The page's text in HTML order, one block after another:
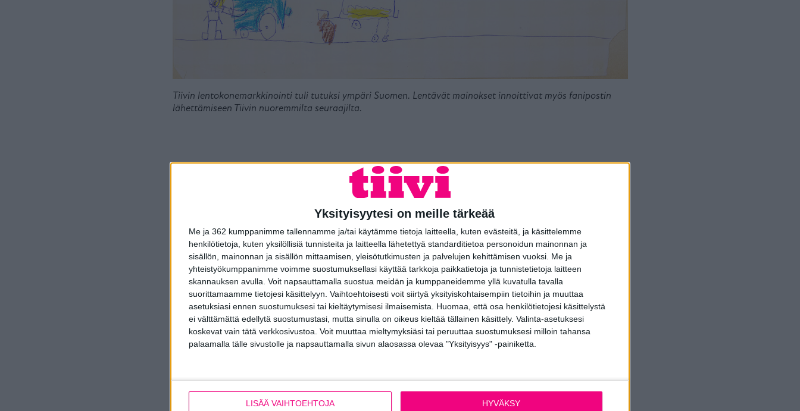
Yksityisyytesi on meille tärkeää
Me ja 362 kumppanimme tallennamme ja/tai käytämme tietoja laitteella, kuten evästeitä, ja käsittelemme
henkilötietoja, kuten yksilöllisiä tunnisteita ja laitteella lähetettyä standarditietoa personoidun mainonnan ja
sisällön, mainonnan ja sisällön mittaamisen, yleisötutkimusten ja palvelujen kehittämisen vuoksi. Me ja
yhteistyökumppanimme voimme suostumuksellasi käyttää tarkkoja paikkatietoja ja tunnistetietoja laitteen
skannauksen avulla. Voit napsauttamalla suostua meidän ja kumppaneidemme yllä kuvatulla tavalla
suorittamaamme tietojesi käsittelyyn. Vaihtoehtoisesti voit siirtyä yksityiskohtaisempiin tietoihin ja muuttaa
asetuksiasi ennen suostumuksesi tai kieltäytymisesi ilmaisemista.
Huomaa, että osa henkilötietojesi käsittelystä
ei välttämättä edellytä suostumustasi, mutta sinulla on oikeus kieltää tällainen käsittely. Valinta-asetuksesi
koskevat vain tätä verkkosivustoa. Voit muuttaa mieltymyksiäsi tai peruuttaa suostumuksesi milloin tahansa
palaamalla tälle sivustolle ja napsauttamalla sivun alaosassa olevaa "Yksityisyys" -painiketta.
LISÄÄ VAIHTOEHTOJA HYVÄKSY
Tiivin lentokonemarkkinointi tuli tutuksi ympäri Suomen. Lentävät mainokset innoittivat myös fanipostin
lähettämiseen Tiivin nuoremmilta seuraajilta.